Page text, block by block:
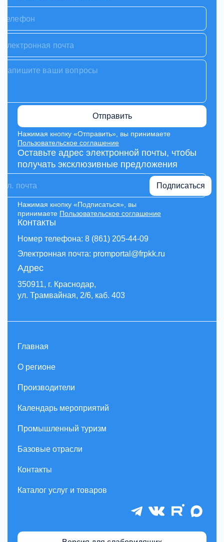
Контакты
Номер телефона: 8 (861) 205-44-09
Электронная почта: promportal@frpkk.ru
Адрес
350911, г. Краснодар,
ул. Трамвайная, 2/6, каб. 403
Отправить
Нажимая кнопку «Отправить», вы принимаете
Пользовательское соглашение
Оставьте адрес электронной почты, чтобы
получать эксклюзивные предложения
Подписаться
Нажимая кнопку «Подписаться», вы
принимаете Пользовательское соглашение
Главная
О регионе
Производители
Календарь мероприятий
Промышленный туризм
Базовые отрасли
Контакты
Каталог услуг и товаров